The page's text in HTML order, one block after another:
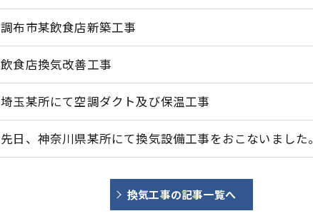
調布市某飲食店新築工事
飲食店換気改善工事
埼玉某所にて空調ダクト及び保温工事
先日、神奈川県某所にて換気設備工事をおこないました。
換気工事の記事一覧へ